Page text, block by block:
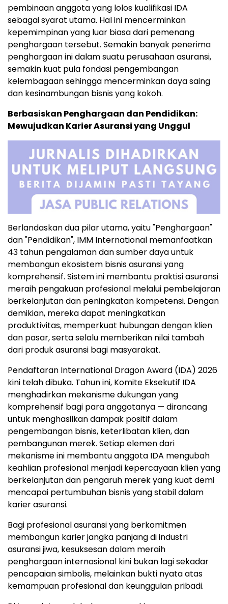
pembinaan anggota yang lolos kualifikasi IDA
sebagai syarat utama. Hal ini mencerminkan
kepemimpinan yang luar biasa dari pemenang
penghargaan tersebut. Semakin banyak penerima
penghargaan ini dalam suatu perusahaan asuransi,
semakin kuat pula fondasi pengembangan
kelembagaan sehingga mencerminkan daya saing
dan kesinambungan bisnis yang kokoh.
Berbasiskan Penghargaan dan Pendidikan:
Mewujudkan Karier Asuransi yang Unggul
Berlandaskan dua pilar utama, yaitu "Penghargaan"
dan "Pendidikan", IMM International memanfaatkan
43 tahun pengalaman dan sumber daya untuk
membangun ekosistem bisnis asuransi yang
komprehensif. Sistem ini membantu praktisi asuransi
meraih pengakuan profesional melalui pembelajaran
berkelanjutan dan peningkatan kompetensi. Dengan
demikian, mereka dapat meningkatkan
produktivitas, memperkuat hubungan dengan klien
dan pasar, serta selalu memberikan nilai tambah
dari produk asuransi bagi masyarakat.
Pendaftaran International Dragon Award (IDA) 2026
kini telah dibuka. Tahun ini, Komite Eksekutif IDA
menghadirkan mekanisme dukungan yang
komprehensif bagi para anggotanya — dirancang
untuk menghasilkan dampak positif dalam
pengembangan bisnis, keterlibatan klien, dan
pembangunan merek. Setiap elemen dari
mekanisme ini membantu anggota IDA mengubah
keahlian profesional menjadi kepercayaan klien yang
berkelanjutan dan pengaruh merek yang kuat demi
mencapai pertumbuhan bisnis yang stabil dalam
karier asuransi.
Bagi profesional asuransi yang berkomitmen
membangun karier jangka panjang di industri
asuransi jiwa, kesuksesan dalam meraih
penghargaan internasional kini bukan lagi sekadar
pencapaian simbolis, melainkan bukti nyata atas
kemampuan profesional dan keunggulan pribadi.